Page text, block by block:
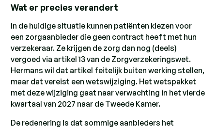
Wat er precies verandert
In de huidige situatie kunnen patiënten kiezen voor
een zorgaanbieder die geen contract heeft met hun
verzekeraar. Ze krijgen de zorg dan nog (deels)
vergoed via artikel 13 van de Zorgverzekeringswet.
Hermans wil dat artikel feitelijk buiten werking stellen,
maar dat vereist een wetswijziging. Het wetspakket
met deze wijziging gaat naar verwachting in het vierde
kwartaal van 2027 naar de Tweede Kamer.
De redenering is dat sommige aanbieders het